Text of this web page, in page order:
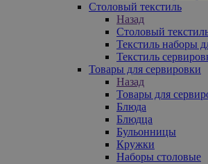
Столовый текстиль
Назад
Столовый
Текстиль наборы
Текстиль
Товары для сервировки
Назад
Товары для
Блюда
Блюдца
Бульонницы
Кружки
Наборы столовые